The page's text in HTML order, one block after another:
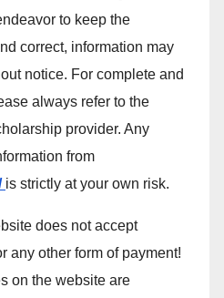
to keep the
correct, information may
notice. For complete and
always refer to the
provider. Any
from
is strictly at your own risk.
does not accept
any other form of payment!
on the website are